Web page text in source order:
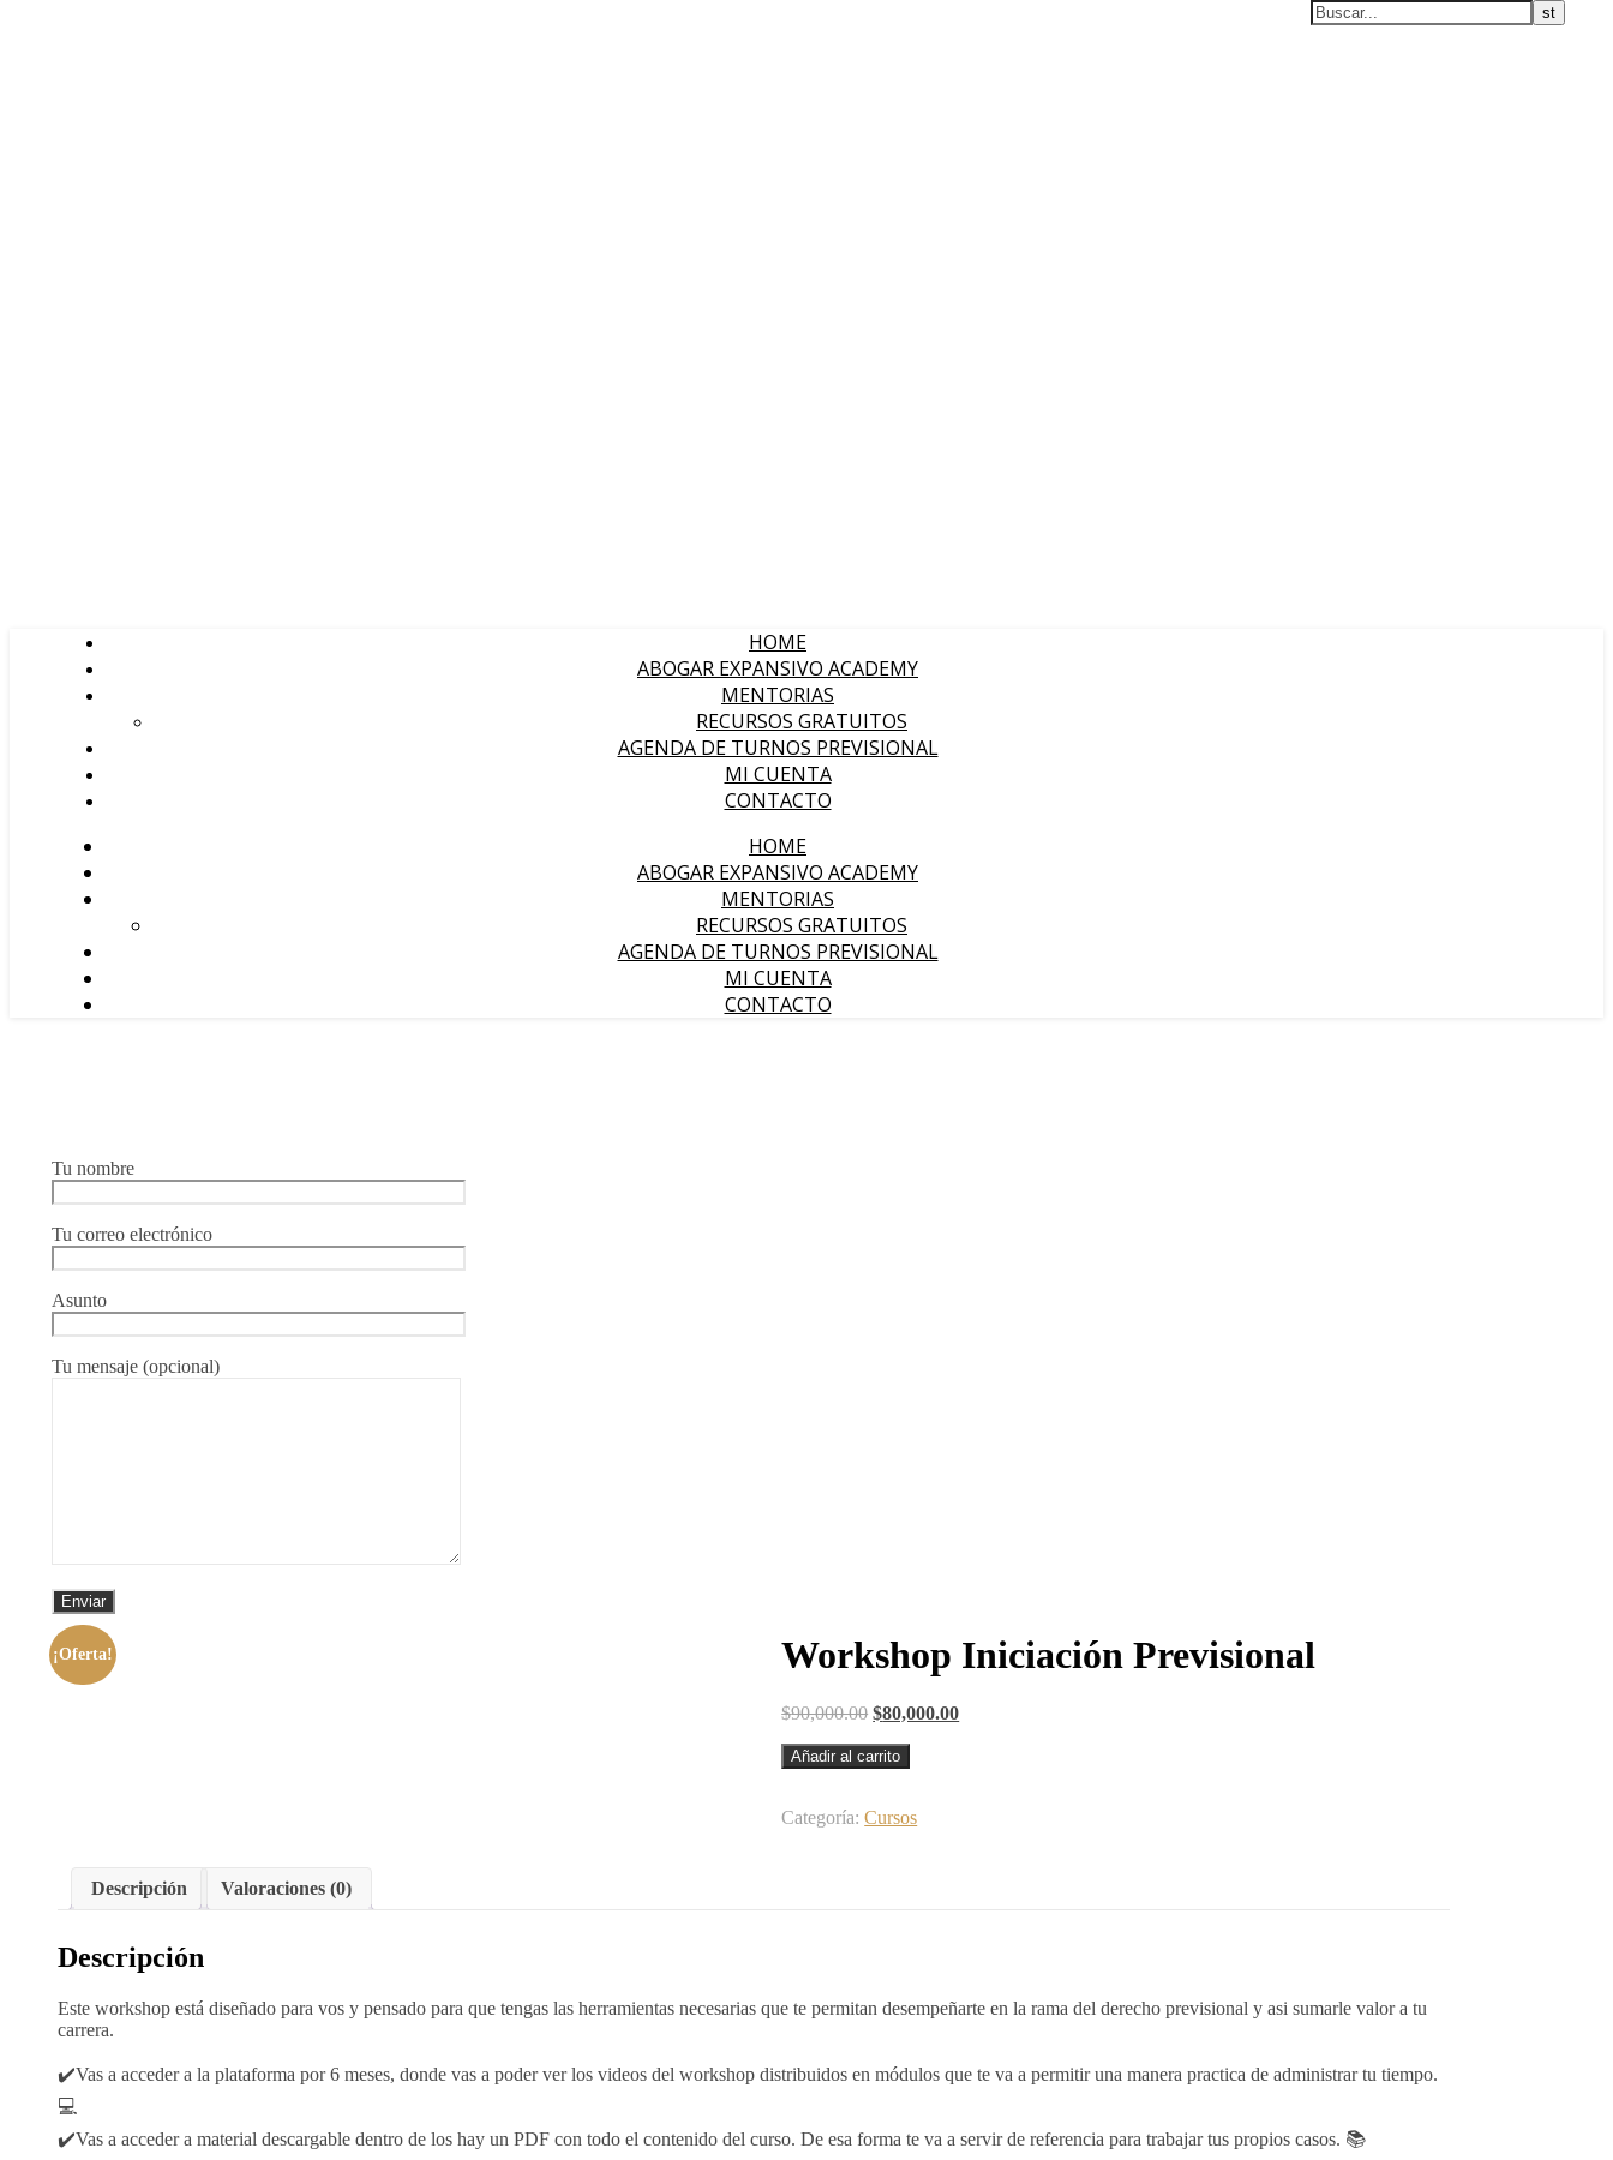
HOME
ABOGAR EXPANSIVO ACADEMY
MENTORIAS
RECURSOS GRATUITOS
AGENDA DE TURNOS PREVISIONAL
MI CUENTA
CONTACTO
HOME
ABOGAR EXPANSIVO ACADEMY
MENTORIAS
RECURSOS GRATUITOS
AGENDA DE TURNOS PREVISIONAL
MI CUENTA
CONTACTO
Tu nombre
Tu correo electrónico
Asunto
Tu mensaje (opcional)
¡Oferta! Workshop Iniciación Previsional
$90,000.00 $80,000.00
Añadir al carrito
Categoría:Cursos
Descripción Valoraciones (0)
Descripción
Este workshop está diseñado para vos y pensado para que tengas las herramientas necesarias que te permitan desempeñarte en la rama del derecho previsional y asi sumarle valor a tu
carrera.
✔️Vas a acceder a la plataforma por 6 meses, donde vas a poder ver los videos del workshop distribuidos en módulos que te va a permitir una manera practica de administrar tu tiempo.
💻
✔️Vas a acceder a material descargable dentro de los hay un PDF con todo el contenido del curso. De esa forma te va a servir de referencia para trabajar tus propios casos. 📚